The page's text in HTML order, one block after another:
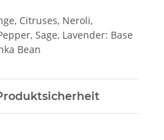
Citruses, Neroli,
Sage, Lavender: Base
Bean